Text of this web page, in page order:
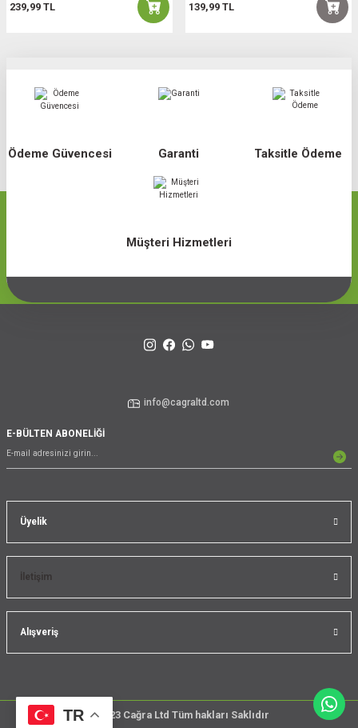
239,99 TL 139,99 TL
Ödeme Güvencesi Garanti Taksitle Ödeme
Müşteri Hizmetleri
Üyelik
İletişim
Alışveriş
TR
info@cagraltd.com
E-BÜLTEN ABONELİĞİ
@2023 Cağra Ltd Tüm hakları Saklıdır